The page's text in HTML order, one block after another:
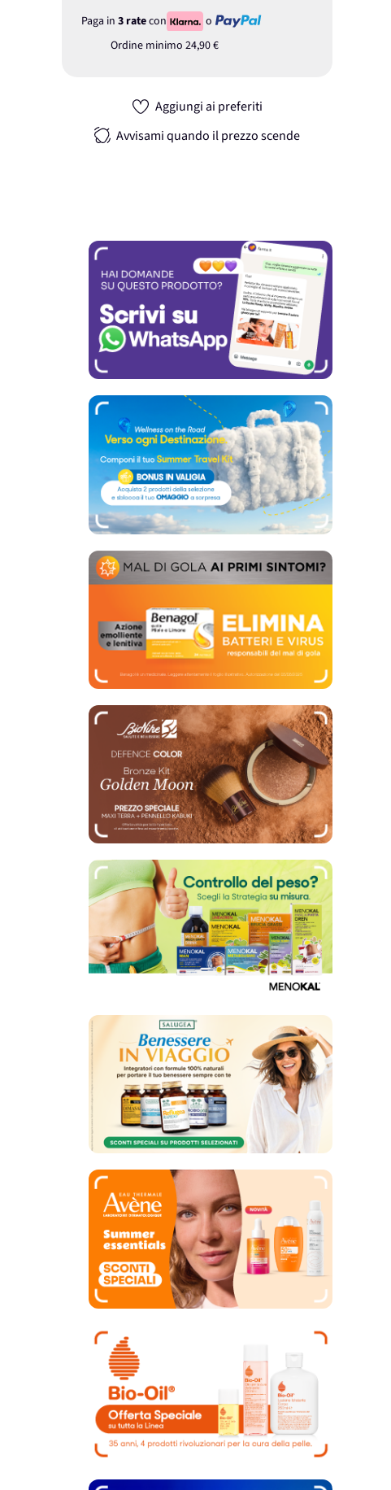
Paga in 3 ratecon
o
Ordine minimo 24,90 €
Aggiungi ai preferiti
Avvisami quando il prezzo scende